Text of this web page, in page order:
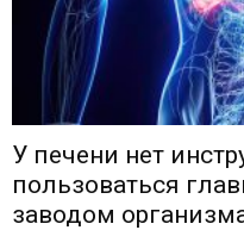
У печени нет
пользоваться
заводом